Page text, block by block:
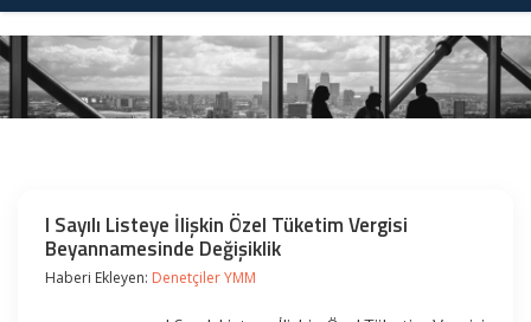
I Sayılı Listeye İlişkin Özel Tüketim Vergisi
Beyannamesinde Değişiklik
Haberi Ekleyen: Denetçiler YMM